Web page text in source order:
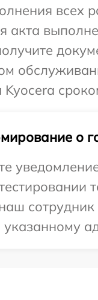
всех
акта
Kyocera
о
сотрудник
указанному